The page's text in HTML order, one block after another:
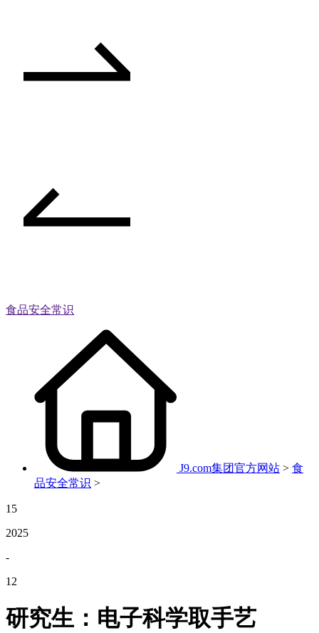
食品安全常识
J9.com集团官方网站 > 食
品安全常识 >
15
2025
-
12
研究生：电子科学取手艺